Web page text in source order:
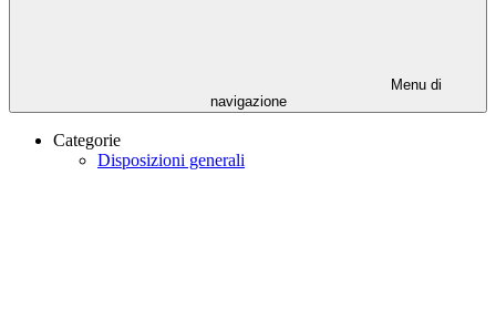
Menu di
navigazione
Categorie
Disposizioni generali